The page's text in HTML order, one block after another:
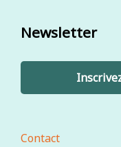
Newsletter
Contact